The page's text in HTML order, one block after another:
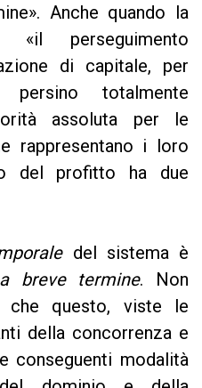
Anche quando la
«il perseguimento
di capitale, per
totalmente
assoluta per le
rappresentano i loro
del profitto ha due
del sistema è
a breve termine. Non
che questo, viste le
della concorrenza e
conseguenti modalità